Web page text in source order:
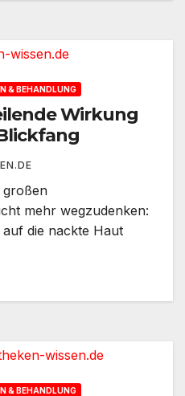
& BEHANDLUNG
Wirkung
großen
mehr wegzudenken:
die nackte Haut
& BEHANDLUNG